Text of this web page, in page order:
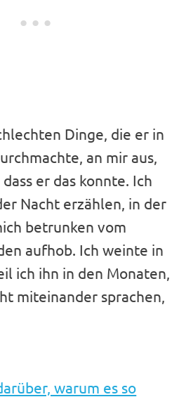
Dinge, die er in
an mir aus,
er das konnte. Ich
Nacht erzählen, in der
betrunken vom
aufhob. Ich weinte in
ich ihn in den Monaten,
miteinander sprachen,
warum es so